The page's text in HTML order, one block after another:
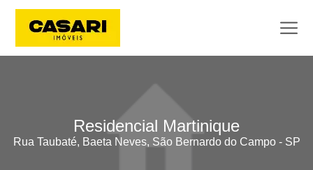
Residencial Martinique
Rua Taubaté, Baeta Neves, São Bernardo do Campo - SP